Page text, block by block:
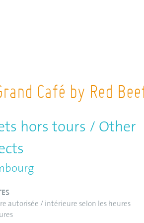
Café by Red
hors tours / Other
autorisée / intérieure selon les heures